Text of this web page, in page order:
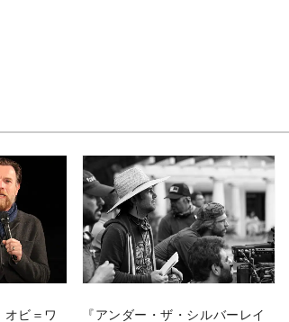
ビ＝ワ
『アンダー・ザ・シルバーレイ